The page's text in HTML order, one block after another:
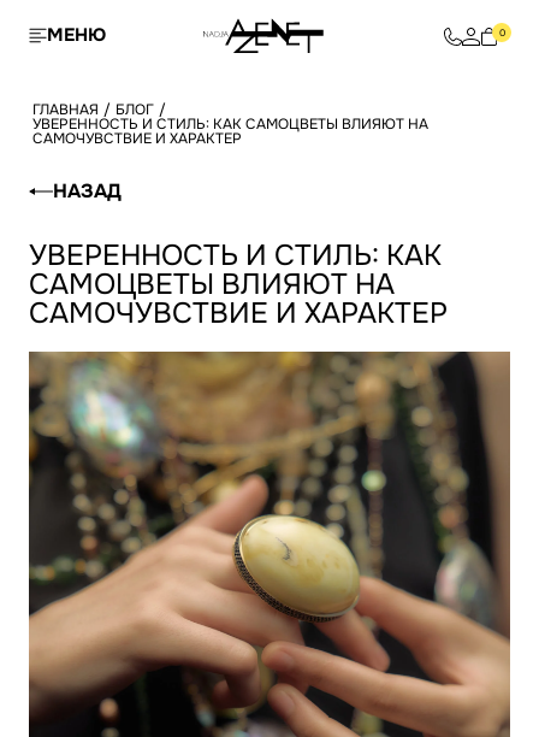
МЕНЮ 0
ГЛАВНАЯ / БЛОГ /
УВЕРЕННОСТЬ И СТИЛЬ: КАК САМОЦВЕТЫ ВЛИЯЮТ НА
САМОЧУВСТВИЕ И ХАРАКТЕР
НАЗАД
УВЕРЕННОСТЬ И СТИЛЬ: КАК
САМОЦВЕТЫ ВЛИЯЮТ НА
САМОЧУВСТВИЕ И ХАРАКТЕР